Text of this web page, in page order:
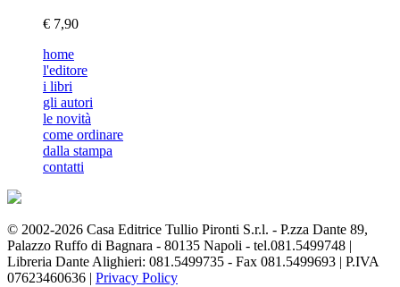
€ 7,90
home
l'editore
i libri
gli autori
le novità
come ordinare
dalla stampa
contatti
© 2002-2026 Casa Editrice Tullio Pironti S.r.l. - P.zza Dante 89,
Palazzo Ruffo di Bagnara - 80135 Napoli - tel.081.5499748 |
Libreria Dante Alighieri: 081.5499735 - Fax 081.5499693 | P.IVA
07623460636 | Privacy Policy